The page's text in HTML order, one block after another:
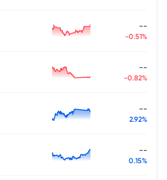
--
-0.51%
--
-0.82%
--
2.92%
--
0.15%